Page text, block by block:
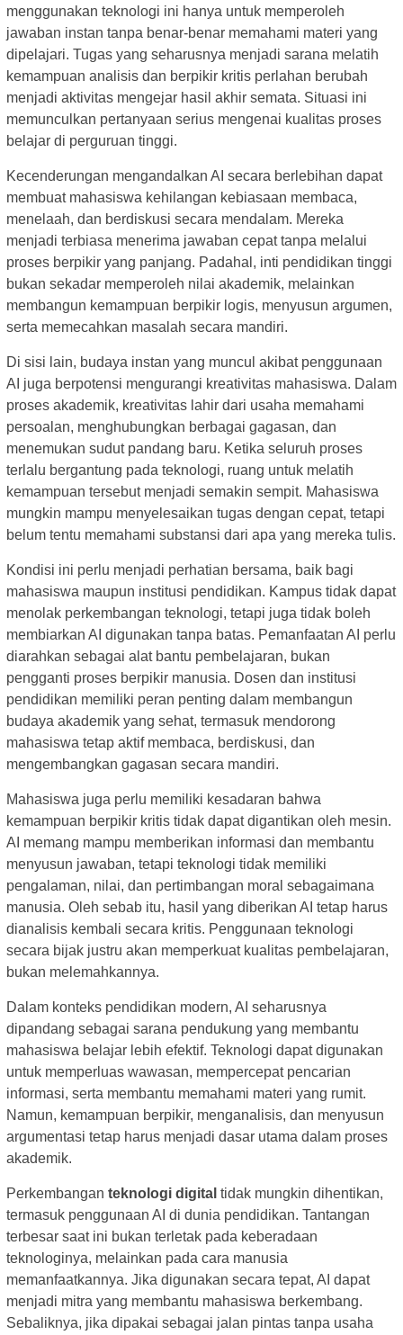
menggunakan teknologi ini hanya untuk memperoleh
jawaban instan tanpa benar-benar memahami materi yang
dipelajari. Tugas yang seharusnya menjadi sarana melatih
kemampuan analisis dan berpikir kritis perlahan berubah
menjadi aktivitas mengejar hasil akhir semata. Situasi ini
memunculkan pertanyaan serius mengenai kualitas proses
belajar di perguruan tinggi.
Kecenderungan mengandalkan AI secara berlebihan dapat
membuat mahasiswa kehilangan kebiasaan membaca,
menelaah, dan berdiskusi secara mendalam. Mereka
menjadi terbiasa menerima jawaban cepat tanpa melalui
proses berpikir yang panjang. Padahal, inti pendidikan tinggi
bukan sekadar memperoleh nilai akademik, melainkan
membangun kemampuan berpikir logis, menyusun argumen,
serta memecahkan masalah secara mandiri.
Di sisi lain, budaya instan yang muncul akibat penggunaan
AI juga berpotensi mengurangi kreativitas mahasiswa. Dalam
proses akademik, kreativitas lahir dari usaha memahami
persoalan, menghubungkan berbagai gagasan, dan
menemukan sudut pandang baru. Ketika seluruh proses
terlalu bergantung pada teknologi, ruang untuk melatih
kemampuan tersebut menjadi semakin sempit. Mahasiswa
mungkin mampu menyelesaikan tugas dengan cepat, tetapi
belum tentu memahami substansi dari apa yang mereka tulis.
Kondisi ini perlu menjadi perhatian bersama, baik bagi
mahasiswa maupun institusi pendidikan. Kampus tidak dapat
menolak perkembangan teknologi, tetapi juga tidak boleh
membiarkan AI digunakan tanpa batas. Pemanfaatan AI perlu
diarahkan sebagai alat bantu pembelajaran, bukan
pengganti proses berpikir manusia. Dosen dan institusi
pendidikan memiliki peran penting dalam membangun
budaya akademik yang sehat, termasuk mendorong
mahasiswa tetap aktif membaca, berdiskusi, dan
mengembangkan gagasan secara mandiri.
Mahasiswa juga perlu memiliki kesadaran bahwa
kemampuan berpikir kritis tidak dapat digantikan oleh mesin.
AI memang mampu memberikan informasi dan membantu
menyusun jawaban, tetapi teknologi tidak memiliki
pengalaman, nilai, dan pertimbangan moral sebagaimana
manusia. Oleh sebab itu, hasil yang diberikan AI tetap harus
dianalisis kembali secara kritis. Penggunaan teknologi
secara bijak justru akan memperkuat kualitas pembelajaran,
bukan melemahkannya.
Dalam konteks pendidikan modern, AI seharusnya
dipandang sebagai sarana pendukung yang membantu
mahasiswa belajar lebih efektif. Teknologi dapat digunakan
untuk memperluas wawasan, mempercepat pencarian
informasi, serta membantu memahami materi yang rumit.
Namun, kemampuan berpikir, menganalisis, dan menyusun
argumentasi tetap harus menjadi dasar utama dalam proses
akademik.
Perkembangan teknologi digital tidak mungkin dihentikan,
termasuk penggunaan AI di dunia pendidikan. Tantangan
terbesar saat ini bukan terletak pada keberadaan
teknologinya, melainkan pada cara manusia
memanfaatkannya. Jika digunakan secara tepat, AI dapat
menjadi mitra yang membantu mahasiswa berkembang.
Sebaliknya, jika dipakai sebagai jalan pintas tanpa usaha